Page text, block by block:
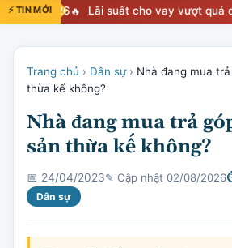
⚡ TIN MỚILãi suất cho vay vượt quá quy định
Trang chủ › Dân sự› Nhà đang mua
thừa kế không?
Nhà đang mua trả
sản thừa kế không?
📅 24/04/2023✎ Cập nhật 02/08/2026
Dân sự